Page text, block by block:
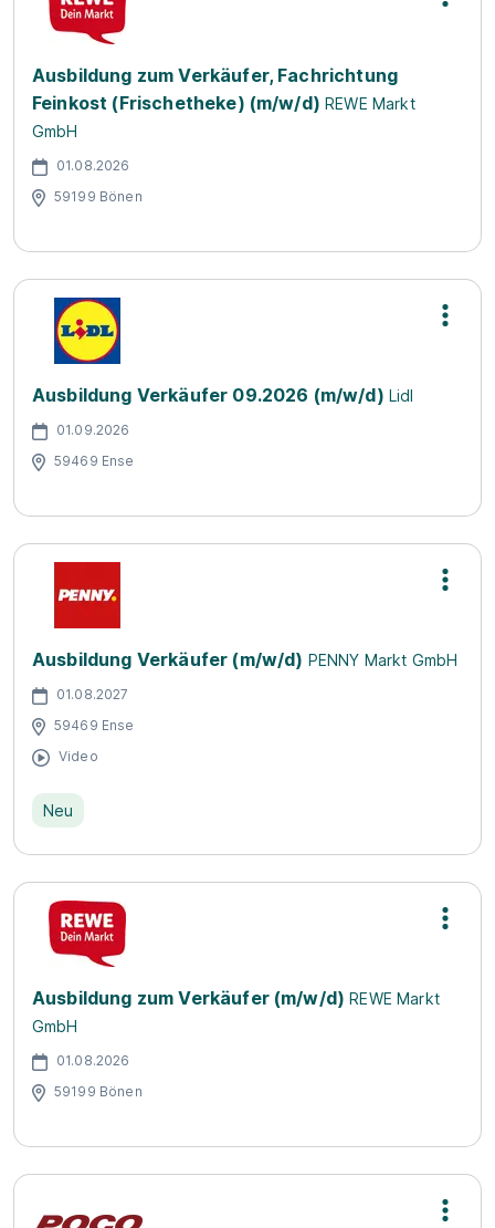
Ausbildung zum Verkäufer, Fachrichtung
Feinkost (Frischetheke) (m/w/d) REWE Markt
GmbH
01.08.2026
59199 Bönen
Ausbildung Verkäufer 09.2026 (m/w/d) Lidl
01.09.2026
59469 Ense
Ausbildung Verkäufer (m/w/d) PENNY Markt GmbH
01.08.2027
59469 Ense
Video
Neu
Ausbildung zum Verkäufer (m/w/d) REWE Markt
GmbH
01.08.2026
59199 Bönen